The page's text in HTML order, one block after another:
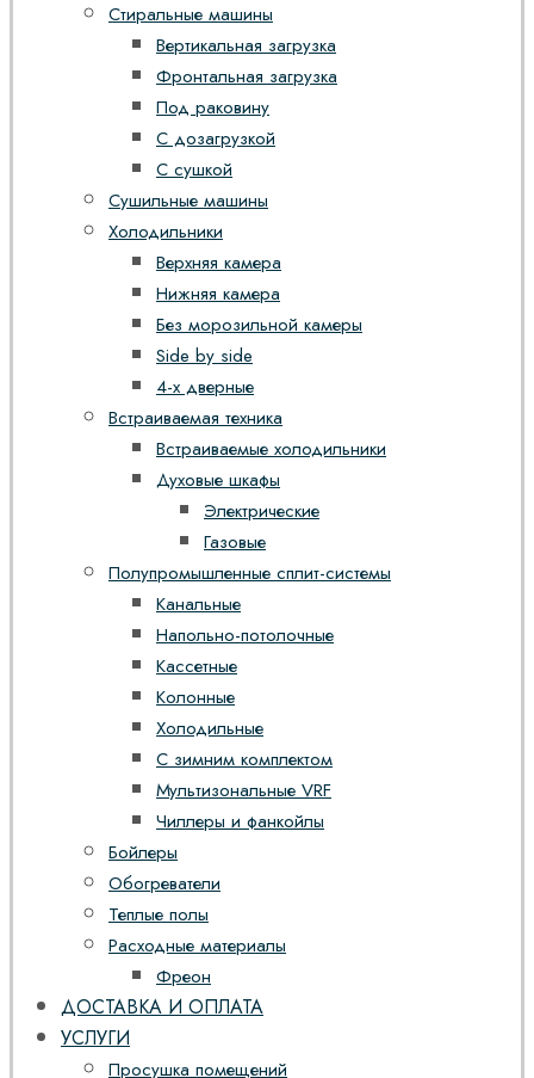
Стиральные машины
Вертикальная загрузка
Фронтальная загрузка
Под раковину
С дозагрузкой
С сушкой
Сушильные машины
Холодильники
Верхняя камера
Нижняя камера
Без морозильной камеры
Side by side
4-х дверные
Встраиваемая техника
Встраиваемые холодильники
Духовые шкафы
Электрические
Газовые
Полупромышленные сплит-системы
Канальные
Напольно-потолочные
Кассетные
Колонные
Холодильные
С зимним комплектом
Мультизональные VRF
Чиллеры и фанкойлы
Бойлеры
Обогреватели
Теплые полы
Расходные материалы
Фреон
ДОСТАВКА И ОПЛАТА
УСЛУГИ
Просушка помещений